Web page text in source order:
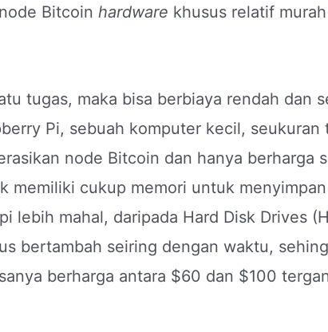
Bitcoin hardware khusus relatif
tugas, maka bisa berbiaya rendah dan
Pi, sebuah komputer kecil, seukuran
node Bitcoin dan hanya berharga
memiliki cukup memori untuk
lebih mahal, daripada Hard Disk Drives
bertambah seiring dengan waktu,
berharga antara $60 dan $100